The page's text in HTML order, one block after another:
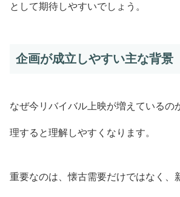
として期待しやすいでしょう。
企画が成立しやすい主な背景
なぜ今リバイバル上映が増えているの
理すると理解しやすくなります。
重要なのは、懐古需要だけではなく、